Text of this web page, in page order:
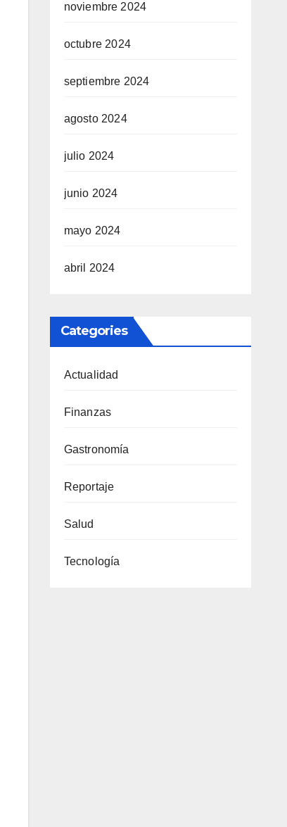
noviembre 2024
octubre 2024
septiembre 2024
agosto 2024
julio 2024
junio 2024
mayo 2024
abril 2024
Categories
Actualidad
Finanzas
Gastronomía
Reportaje
Salud
Tecnología